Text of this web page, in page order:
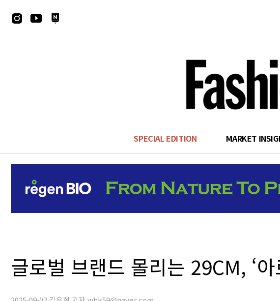
SPECIAL EDITION MARKET
글로벌 브랜드 몰리는 29CM, ‘